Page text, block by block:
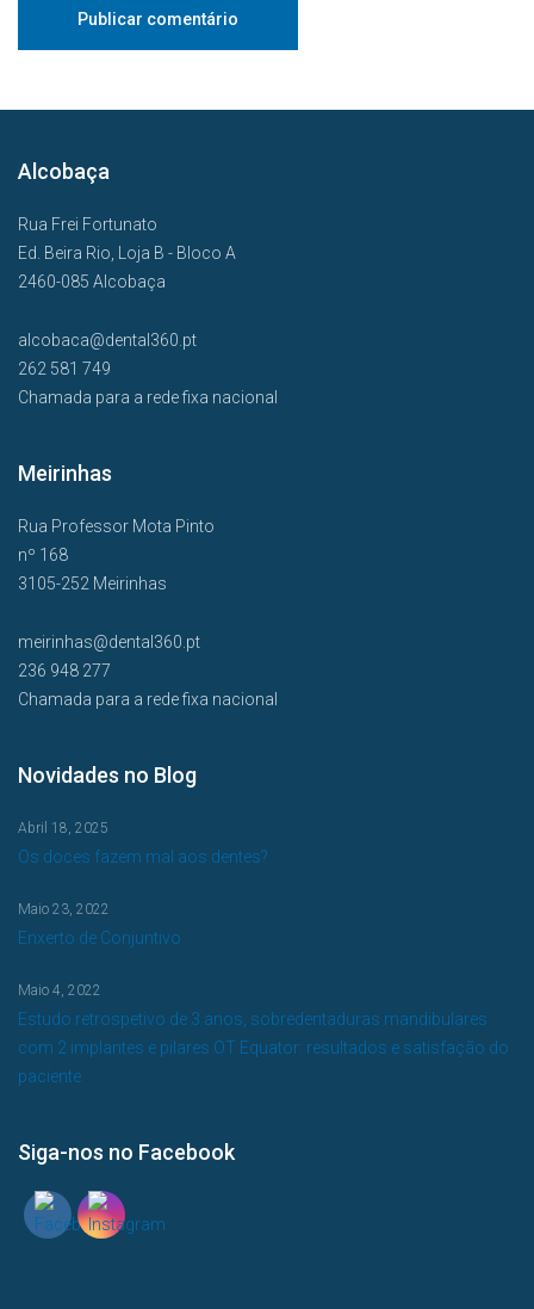
Alcobaça
Rua Frei Fortunato
Ed. Beira Rio, Loja B - Bloco A
2460-085 Alcobaça
alcobaca@dental360.pt
262 581 749
Chamada para a rede fixa nacional
Meirinhas
Rua Professor Mota Pinto
nº 168
3105-252 Meirinhas
meirinhas@dental360.pt
236 948 277
Chamada para a rede fixa nacional
Novidades no Blog
Os doces fazem mal aos dentes?
Abril 18, 2025
Enxerto de Conjuntivo
Maio 23, 2022
Estudo retrospetivo de 3 anos, sobredentaduras mandibulares
com 2 implantes e pilares OT Equator: resultados e satisfação do
paciente
Maio 4, 2022
Siga-nos no Facebook